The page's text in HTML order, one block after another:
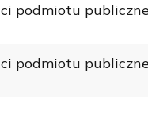
podmiotu